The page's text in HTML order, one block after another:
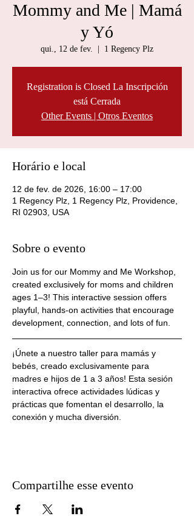
Mommy and Me | Mamá
y Yó
qui., 12 de fev. 1 Regency Plz
Registration is Closed La Inscripción
está Cerrada
Other Events | Otros Eventos
Horário e local
12 de fev. de 2026, 16:00 – 17:00
1 Regency Plz, 1 Regency Plz, Providence,
RI 02903, USA
Sobre o evento
Join us for our Mommy and Me Workshop,
created exclusively for moms and children
ages 1–3! This interactive session offers
playful, hands-on activities that encourage
development, connection, and lots of fun.
¡Únete a nuestro taller para mamás y
bebés, creado exclusivamente para
madres e hijos de 1 a 3 años! Esta sesión
interactiva ofrece actividades lúdicas y
prácticas que fomentan el desarrollo, la
conexión y mucha diversión.
Compartilhe esse evento